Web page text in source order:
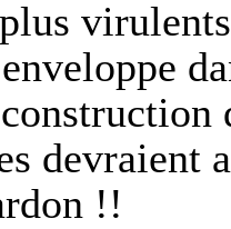
devraient
!!